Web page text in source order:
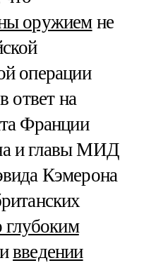
оружиемне
операции
ответ на
Франции
и главы МИД
Кэмерона
глубоким
введении